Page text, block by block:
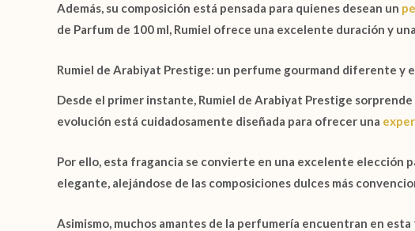
Además, su composición está pensada para quienes desean un
de Parfum de 100 ml, Rumiel ofrece una excelente duración y
Rumiel de Arabiyat Prestige: un perfume gourmand diferente y
Desde el primer instante, Rumiel de Arabiyat Prestige
evolución está cuidadosamente diseñada para ofrecer una
Por ello, esta fragancia se convierte en una excelente elección
elegante, alejándose de las composiciones dulces más
Asimismo, muchos amantes de la perfumería encuentran en esta